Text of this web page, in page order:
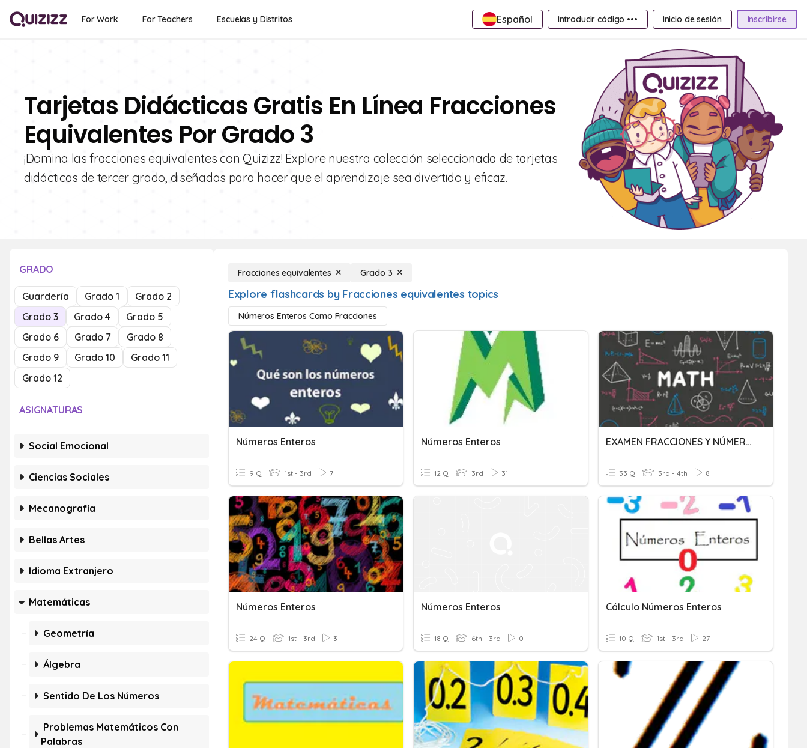
For Work For Teachers Escuelas y Distritos Español Introducir código ••• Inicio de sesión Inscribirse
Tarjetas Didácticas Gratis En Línea Fracciones
Equivalentes Por Grado 3
¡Domina las fracciones equivalentes con Quizizz! Explore nuestra colección seleccionada de tarjetas
didácticas de tercer grado, diseñadas para hacer que el aprendizaje sea divertido y eficaz.
GRADO
Guardería Grado 1
Grado 2
Grado 3
Grado 4
Grado 5
Grado 6
Grado 7
Grado 8
Grado 9
Grado 10
Grado 11
Grado 12
ASIGNATURAS
Social Emocional
Ciencias Sociales
Mecanografía
Bellas Artes
Idioma Extranjero
Matemáticas
Geometría
Álgebra
Sentido De Los Números
Problemas Matemáticos Con
Palabras
Fracciones equivalentes Grado 3
Explore flashcards by Fracciones equivalentes topics
Números Enteros Como Fracciones
Números Enteros
9 Q 1st - 3rd 7
Números Enteros
12 Q 3rd 31
EXAMEN FRACCIONES Y NÚMEROS DECIMALES
33 Q 3rd - 4th 8
Números Enteros
24 Q 1st - 3rd 3
Números Enteros
18 Q 6th - 3rd 0
Cálculo Números Enteros
10 Q 1st - 3rd 27